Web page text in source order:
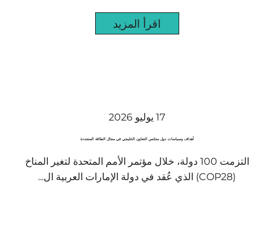
اقرأ المزيد
17 يوليو 2026
أهداف وسياسات دول مجلس التعاون الخليجي في مجال الطاقة المتجددة
التزمت 100 دولة، خلال مؤتمر الأمم المتحدة لتغير المناخ
(COP28) الذي عُقد في دولة الإمارات العربية ال...